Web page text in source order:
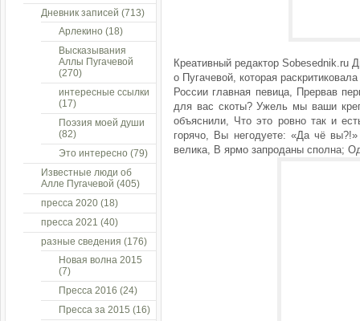
Креативный редактор Sobesednik.ru
о Пугачевой, которая
России главная певица, Прервав
для вас скоты? Ужель мы ваши
объяснили, Что это ровно так и
горячо, Вы негодуете: «Да чё
велика, В ярмо запроданы сполна;
Дневник записей (713)
Арлекино (18)
Высказывания
Аллы Пугачевой
(270)
интересные ссылки
(17)
Поэзия моей души
(82)
Это интересно (79)
Известные люди об
Алле Пугачевой (405)
пресса 2020 (18)
пресса 2021 (40)
разные сведения (176)
Новая волна 2015
(7)
Пресса 2016 (24)
Пресса за 2015 (16)